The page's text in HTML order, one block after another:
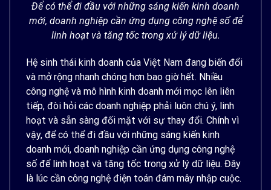
Để có thể đi đầu với những sáng kiến kinh doanh
mới, doanh nghiệp cần ứng dụng công nghệ số để
linh hoạt và tăng tốc trong xử lý dữ liệu.
Hệ sinh thái kinh doanh của Việt Nam đang biến đổi
và mở rộng nhanh chóng hơn bao giờ hết. Nhiều
công nghệ và mô hình kinh doanh mới mọc lên liên
tiếp, đòi hỏi các doanh nghiệp phải luôn chú ý, linh
hoạt và sẵn sàng đối mặt với sự thay đổi. Chính vì
vậy, để có thể đi đầu với những sáng kiến kinh
doanh mới, doanh nghiệp cần ứng dụng công nghệ
số để linh hoạt và tăng tốc trong xử lý dữ liệu. Đây
là lúc cần công nghệ điện toán đám mây nhập cuộc.